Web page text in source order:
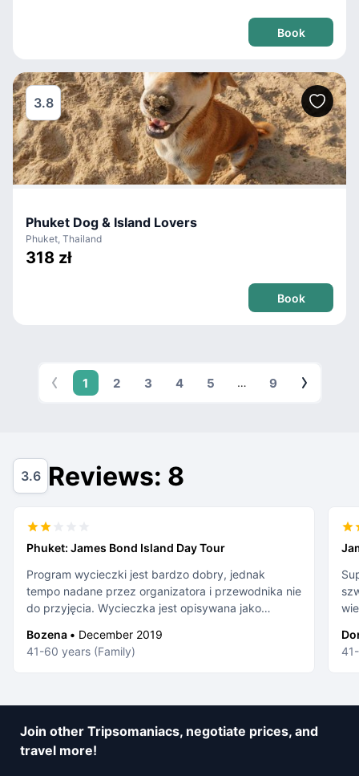
Book
3.8
Phuket Dog & Island Lovers
Phuket, Thailand
318 zł
Book
1 2 3 4 5 … 9
3.6 Reviews: 8
Phuket: James Bond Island Day Tour
Program wycieczki jest bardzo dobry, jednak
tempo nadane przez organizatora i przewodnika nie
do przyjęcia. Wycieczka jest opisywana jako
po godzinie 11.15. a powrót do hotelu o godzinie
17.00 z czego przeszło 2 godziny to same
po zatoce Phang Nga to jakieś nieporozumienie.
Zamiast podziwiać przepiękne widoki zatoki
wszyscy byliśmy przez cały czas zalewani morską
wodą. Każdy przykrywał sobie głowę tym co miał
Bozena • December 2019
41-60 years (Family)
Join other Tripsomaniacs, negotiate prices, and
travel more!